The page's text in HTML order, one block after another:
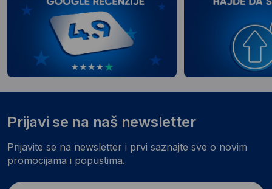
Prijavi se na naš newsletter
Prijavite se na newsletter i prvi saznajte sve o novim
promocijama i popustima.